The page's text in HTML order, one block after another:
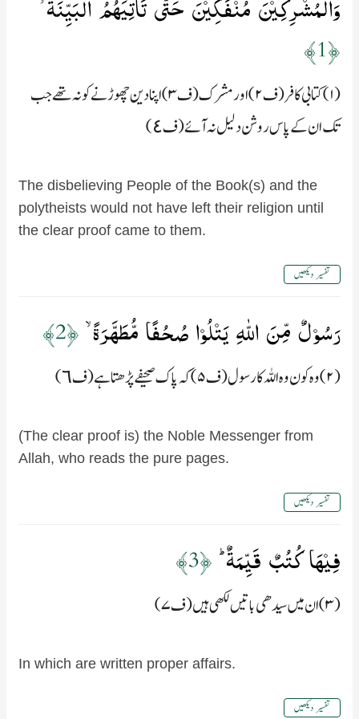
﴿1﴾
(۱) کتابی کافر (ف۲) اور مشرک (ف۳) اپنا دین چھوڑنے کو نہ تھے جب
تک ان کے پاس روشن دلیل نہ آئے (ف٤)
The disbelieving People of the Book(s) and the
polytheists would not have left their religion until
the clear proof came to them.
تفسیر دیکھیں
رَسُوۡلٌ مِّنَ اللّٰهِ يَتۡلُوۡا صُحُفًا مُّطَهَّرَةً ۙ‏﴿2﴾
(۲) وہ کون وہ اللہ کا رسول (ف۵) کہ پاک صحیفے پڑھتا ہے (ف٦)
(The clear proof is) the Noble Messenger from
Allah, who reads the pure pages.
تفسیر دیکھیں
فِيۡهَا كُتُبٌ قَيِّمَةٌ ؕ‏﴿3﴾
(۳) ان میں سیدھی باتیں لکھی ہیں (ف۷)
In which are written proper affairs.
تفسیر دیکھیں